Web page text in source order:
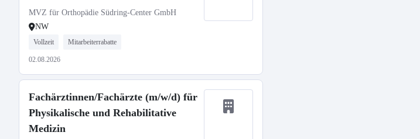
MVZ für Orthopädie Südring-Center GmbH
NW
Vollzeit Mitarbeiterrabatte
02.08.2026
Fachärztinnen/Fachärzte (m/w/d) für
Physikalische und Rehabilitative
Medizin